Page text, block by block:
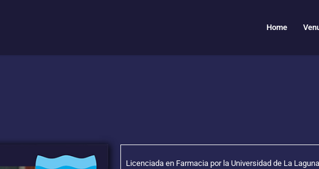
Home
Licenciada en Farmacia por la Universidad de La